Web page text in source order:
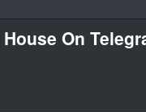
House On